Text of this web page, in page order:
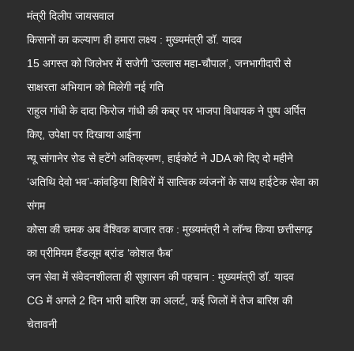
मंत्री दिलीप जायसवाल
किसानों का कल्याण ही हमारा लक्ष्य : मुख्यमंत्री डॉ. यादव
15 अगस्त को जिलेभर में सजेगी ‘उल्लास महा-चौपाल’, जनभागीदारी से
साक्षरता अभियान को मिलेगी नई गति
राहुल गांधी के दादा फिरोज गांधी की कब्र पर भाजपा विधायक ने पुष्प अर्पित
किए, उपेक्षा पर दिखाया आईना
न्यू सांगानेर रोड से हटेंगे अतिक्रमण, हाईकोर्ट ने JDA को दिए दो महीने
‘अतिथि देवो भव’-कांवड़िया शिविरों में सात्विक व्यंजनों के साथ हाईटेक सेवा का
संगम
कोसा की चमक अब वैश्विक बाजार तक : मुख्यमंत्री ने लॉन्च किया छत्तीसगढ़
का प्रीमियम हैंडलूम ब्रांड ‘कोशल फैब’
जन सेवा में संवेदनशीलता ही सुशासन की पहचान : मुख्यमंत्री डॉ. यादव
CG में अगले 2 दिन भारी बारिश का अलर्ट, कई जिलों में तेज बारिश की
चेतावनी